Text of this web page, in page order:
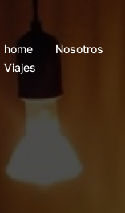
home Nosotros
Viajes